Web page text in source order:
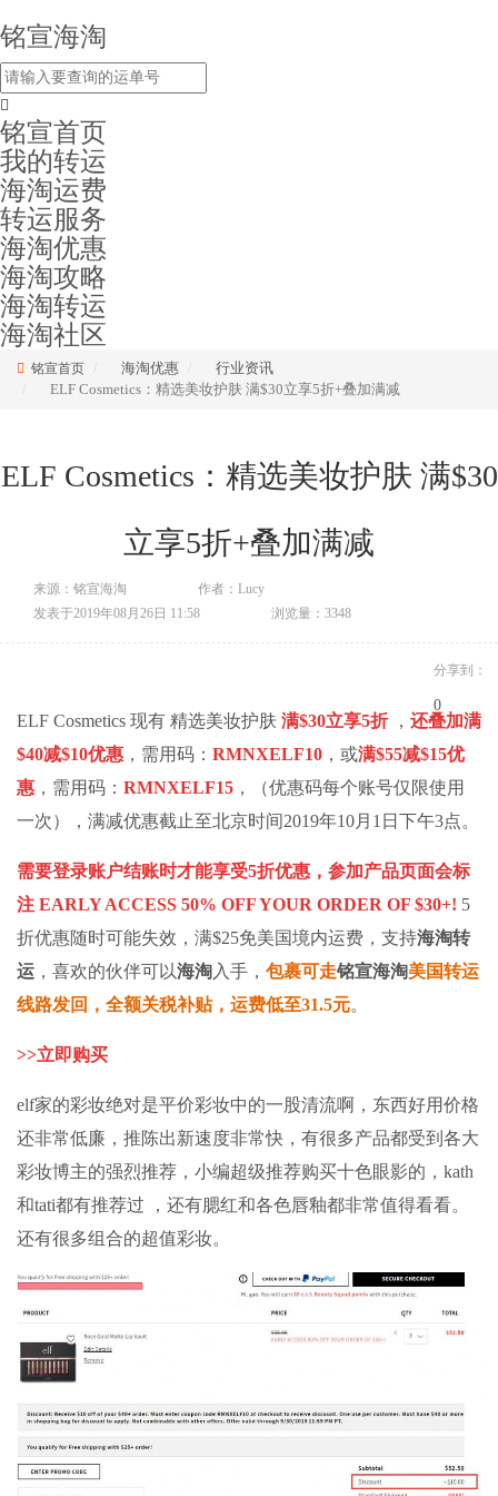
铭宣海淘
铭宣首页
我的转运
海淘运费
转运服务
海淘优惠
海淘攻略
海淘转运
海淘社区
铭宣首页 海淘优惠
行业资讯
ELF Cosmetics：精选美妆护肤 满$30立享5折+叠加满减
ELF Cosmetics：精选美妆护肤 满$30
立享5折+叠加满减
来源：铭宣海淘
作者：Lucy
发表于2019年08月26日 11:58
浏览量：3348
分享到：
0
ELF Cosmetics 现有 精选美妆护肤 满$30立享5折 ， 还叠加满
$40减$10优惠 ，需用码： RMNXELF10 ，或满$55减$15优
惠 ，需用码： RMNXELF15 ，（优惠码每个账号仅限使用
一次），满减优惠截止至北京时间2019年10月1日下午3点。
需要登录账户结账时才能享受5折优惠，参加产品页面会标
注 EARLY ACCESS 50% OFF YOUR ORDER OF $30+! 5
折优惠随时可能失效，满$25免美国境内运费， 支持海淘转
运 ，喜欢的伙伴可以海淘入手， 包裹可走铭宣海淘美国转运
线路发回，全额关税补贴，运费低至31.5元。
>>立即购买
elf家的彩妆绝对是平价彩妆中的一股清流啊，东西好用价格
还非常低廉，推陈出新速度非常快，有很多产品都受到各大
彩妆博主的强烈推荐，小编超级推荐购买十色眼影的，kath
和tati都有推荐过 ，还有腮红和各色唇釉都非常值得看看。
还有很多组合的超值彩妆。